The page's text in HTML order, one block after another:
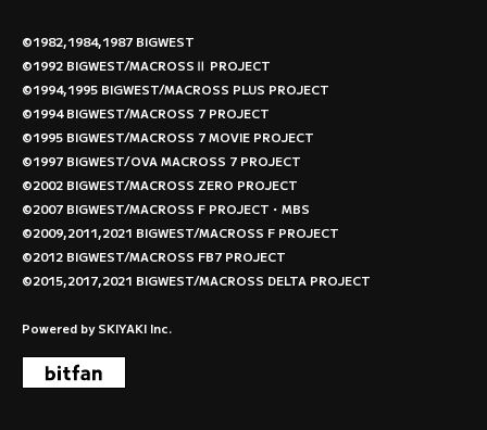
©1982,1984,1987 BIGWEST
©1992 BIGWEST/MACROSSⅡ PROJECT
©1994,1995 BIGWEST/MACROSS PLUS PROJECT
©1994 BIGWEST/MACROSS 7 PROJECT
©1995 BIGWEST/MACROSS 7 MOVIE PROJECT
©1997 BIGWEST/OVA MACROSS 7 PROJECT
©2002 BIGWEST/MACROSS ZERO PROJECT
©2007 BIGWEST/MACROSS F PROJECT・MBS
©2009,2011,2021 BIGWEST/MACROSS F PROJECT
©2012 BIGWEST/MACROSS FB7 PROJECT
©2015,2017,2021 BIGWEST/MACROSS DELTA PROJECT
Powered bySKIYAKI Inc.